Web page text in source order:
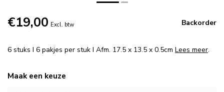
€19,00 Excl. btw Backorder
6 stuks I 6 pakjes per stuk I Afm. 17.5 x 13.5 x 0.5cm Lees meer.
Maak een keuze